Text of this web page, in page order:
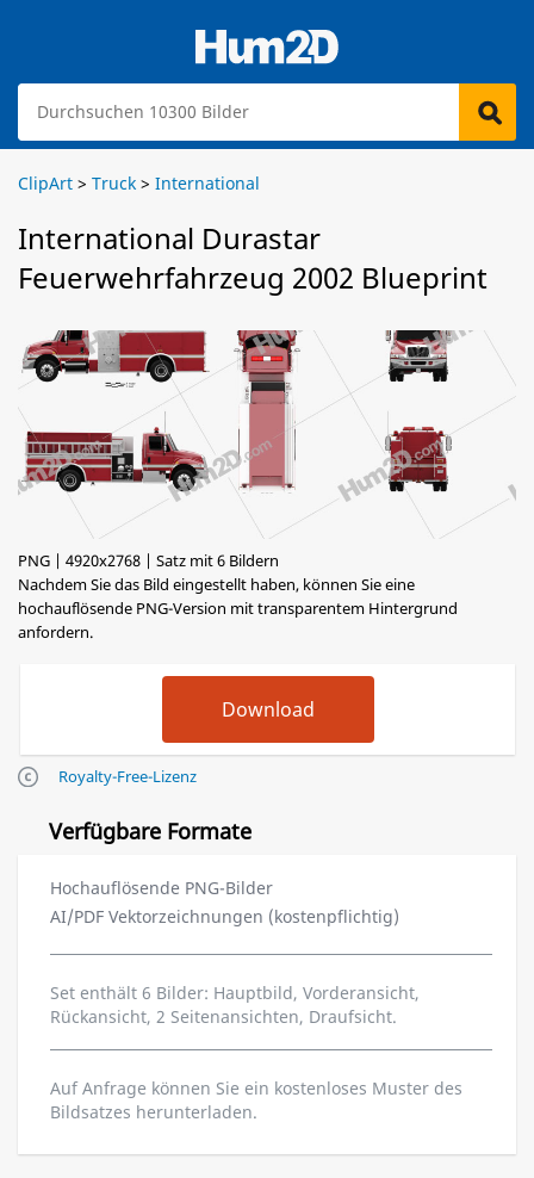
ClipArt > Truck > International
International Durastar
Feuerwehrfahrzeug 2002 Blueprint
PNG | 4920x2768 | Satz mit 6 Bildern
Nachdem Sie das Bild eingestellt haben, können Sie eine
hochauflösende PNG-Version mit transparentem Hintergrund
anfordern.
Royalty-Free-Lizenz
Verfügbare Formate
Hochauflösende PNG-Bilder
AI/PDF Vektorzeichnungen (kostenpflichtig)
Set enthält 6 Bilder: Hauptbild, Vorderansicht,
Rückansicht, 2 Seitenansichten, Draufsicht.
Auf Anfrage können Sie ein kostenloses Muster des
Bildsatzes herunterladen.